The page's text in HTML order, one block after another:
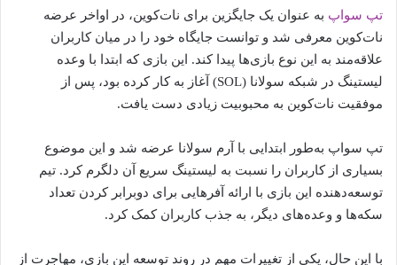
تپ سواپ به عنوان یک جایگزین برای نات‌کوین، در اواخر عرضه
نات‌کوین معرفی شد و توانست جایگاه خود را در میان کاربران
علاقه‌مند به این نوع بازی‌ها پیدا کند. این بازی که ابتدا با وعده
لیستینگ در شبکه سولانا (SOL) آغاز به کار کرده بود، پس از
موفقیت نات‌کوین به محبوبیت زیادی دست یافت.
تپ سواپ به‌طور ابتدایی با آرم سولانا عرضه شد و این موضوع
بسیاری از کاربران را نسبت به لیستینگ سریع آن دلگرم کرد. تیم
توسعه‌دهنده این بازی با ارائه آفرهایی برای دوبرابر کردن تعداد
سکه‌ها و وعده‌های دیگر، به جذب کاربران کمک کرد.
با این حال، یکی از تغییرات مهم در روند توسعه این بازی، مهاجرت از